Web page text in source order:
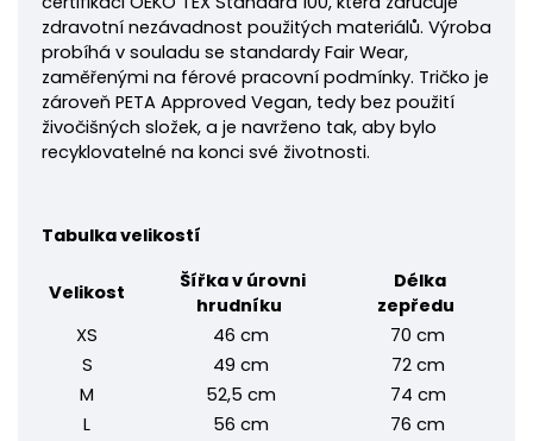
zdravotní nezávadnost použitých materiálů. Výroba
probíhá v souladu se standardy Fair Wear,
zaměřenými na férové pracovní podmínky. Tričko je
zároveň PETA Approved Vegan, tedy bez použití
živočišných složek, a je navrženo tak, aby bylo
recyklovatelné na konci své životnosti.
Tabulka velikostí
Velikost
Šířka v úrovni
hrudníku
Délka
zepředu
XS
46 cm
70 cm
S
49 cm
72 cm
M
52,5 cm
74 cm
L
56 cm
76 cm